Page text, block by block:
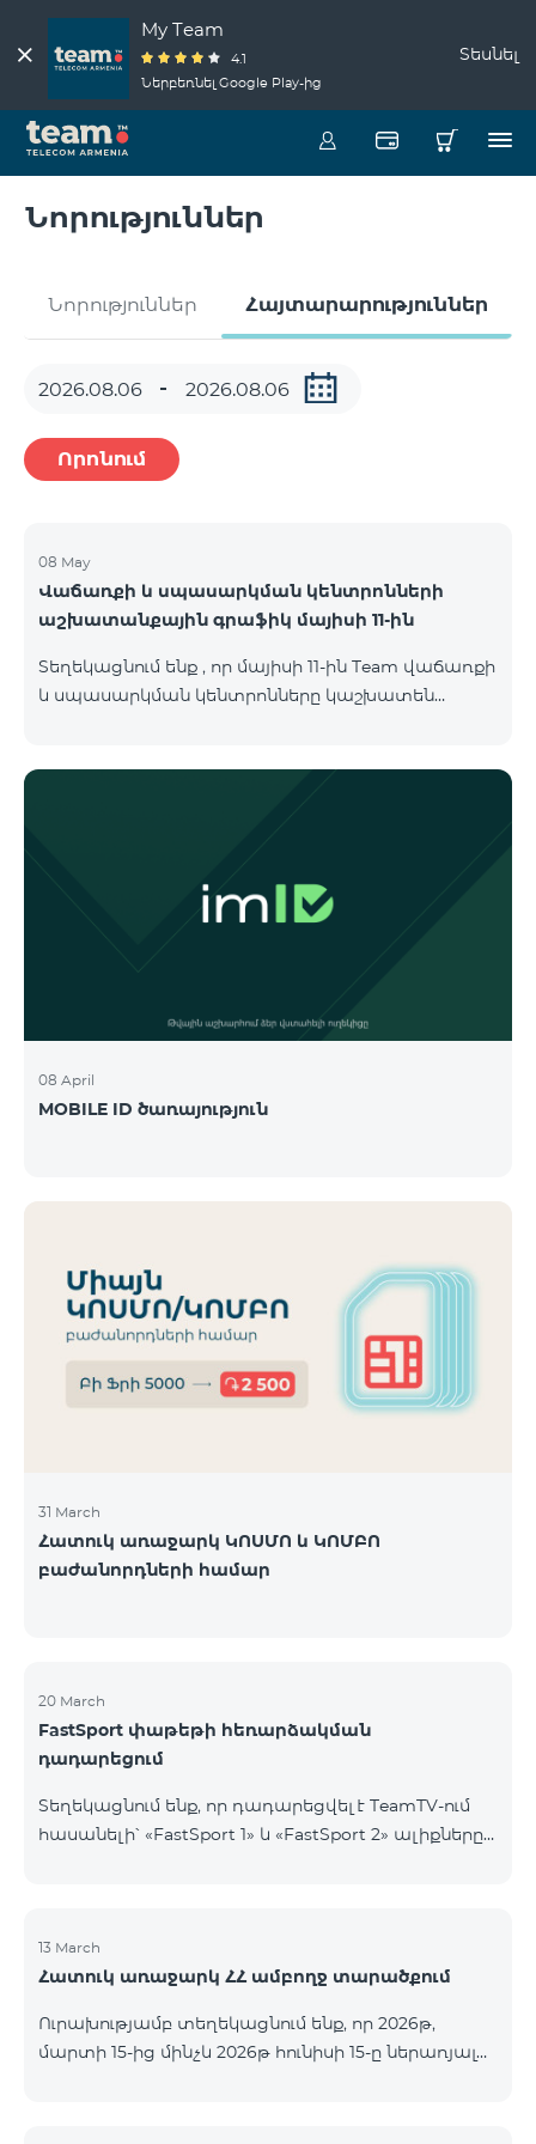
My Team
4.1
Ներբեռնել Google Play-ից
Տեսնել
Նորություններ
Նորություններ Հայտարարություններ
Որոնում
08 May
Վաճառքի և սպասարկման կենտրոնների
աշխատանքային գրաֆիկ մայիսի 11-ին
Տեղեկացնում ենք , որ մայիսի 11-ին Team վաճառքի
և սպասարկման կենտրոնները կաշխատեն
ՀԱԹ 09:00-20:00 09:00-17:00 Երևան Ազատություն
09:00-19:00 09:00-17:00 Երևան Կոմիտաս 1 09:00-
08 April
MOBILE ID ծառայություն
31 March
Հատուկ առաջարկ ԿՈՍՄՈ և ԿՈՄԲՈ
բաժանորդների համար
20 March
FastSport փաթեթի հեռարձակման
դադարեցում
Տեղեկացնում ենք, որ դադարեցվել է TeamTV-ում
հասանելի՝ «FastSport 1» և «FastSport 2» ալիքները
Հարցերի կամ լրացուցիչ տեղեկությունների
համար խնդրում ենք դիմել «Ֆասթ Մեդիա»
13 March
Հատուկ առաջարկ ՀՀ ամբողջ տարածքում
Ուրախությամբ տեղեկացնում ենք, որ 2026թ,
մարտի 15-ից մինչև 2026թ հունիսի 15-ը ներառյալ